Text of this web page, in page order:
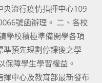
流行疫情指揮中心109
號函辦理。 二、各校
學校積極準備開學各項
準預先規劃停課後之學
保障學生學習權益。
中心及教育部最新發布